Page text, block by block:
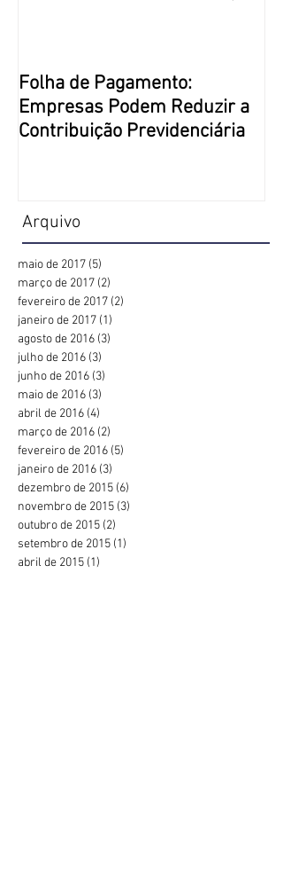
Arquivo
Folha de Pagamento:
Empresas Podem Reduzir a
Contribuição Previdenciária
maio de 2017 (5)
março de 2017 (2)
fevereiro de 2017 (2)
janeiro de 2017 (1)
agosto de 2016 (3)
julho de 2016 (3)
junho de 2016 (3)
maio de 2016 (3)
abril de 2016 (4)
março de 2016 (2)
fevereiro de 2016 (5)
janeiro de 2016 (3)
dezembro de 2015 (6)
novembro de 2015 (3)
outubro de 2015 (2)
setembro de 2015 (1)
abril de 2015 (1)